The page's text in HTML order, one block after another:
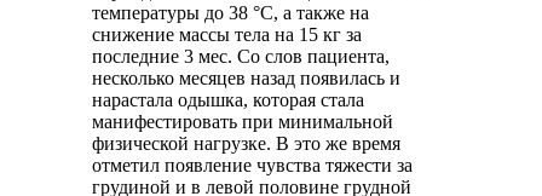
температуры до 38 °C, а также на
снижение массы тела на 15 кг за
последние 3 мес. Со слов пациента,
несколько месяцев назад появилась и
нарастала одышка, которая стала
манифестировать при минимальной
физической нагрузке. В это же время
отметил появление чувства тяжести за
грудиной и в левой половине грудной